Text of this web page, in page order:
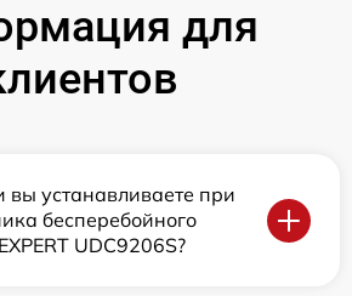
для
вы устанавливаете при
бесперебойного
UDC9206S?